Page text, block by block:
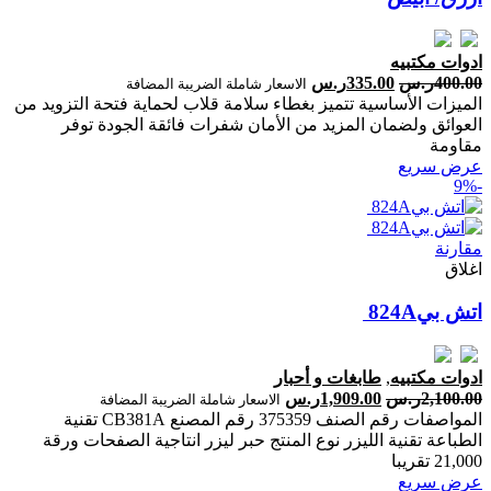
ادوات مكتبيه
400.00ر.س 335.00ر.س الاسعار شاملة الضريبة المضافة
الميزات الأساسية تتميز بغطاء سلامة قلاب لحماية فتحة التزويد من
العوائق ولضمان المزيد من الأمان شفرات فائقة الجودة توفر
مقاومة
عرض سريع
-9%
مقارنة
اغلاق
اتش بي‎‎ ‎824‎A‎
ادوات مكتبيه, طابغات و أحبار
2,100.00ر.س 1,909.00ر.س الاسعار شاملة الضريبة المضافة
المواصفات رقم الصنف 375359 رقم المصنع CB381A تقنية
الطباعة تقنية الليزر نوع المنتج حبر ليزر انتاجية الصفحات ‎ورقة
‎21‎,‎000‎ تقريبا‎
عرض سريع